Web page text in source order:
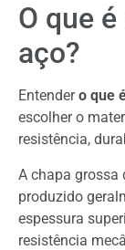
O que
aço?
Entendero que
escolher o
resistência,
A chapa grossa
produzido
espessura
resistência